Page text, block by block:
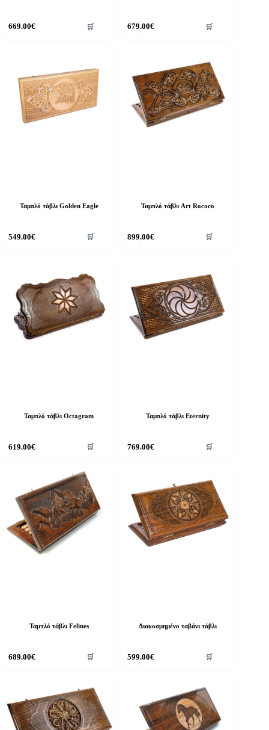
669.00€ 🛒 679.00€ 🛒
Ταμπλό τάβλι Golden Eagle
549.00€ 🛒
Ταμπλό τάβλι Art Rococo
899.00€ 🛒
Ταμπλό τάβλι Octagram
619.00€ 🛒
Ταμπλό τάβλι Eternity
769.00€ 🛒
Ταμπλό τάβλι Felines
689.00€ 🛒
Διακοσμημένο ταβάνι τάβλι
599.00€ 🛒